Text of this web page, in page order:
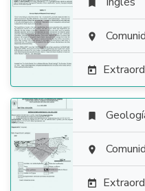







